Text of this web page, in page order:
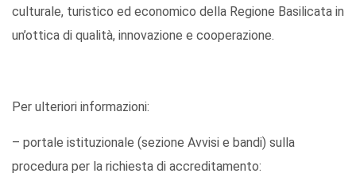
culturale, turistico ed economico della Regione Basilicata in
un’ottica di qualità, innovazione e cooperazione.
Per ulteriori informazioni:
– portale istituzionale (sezione Avvisi e bandi) sulla
procedura per la richiesta di accreditamento: